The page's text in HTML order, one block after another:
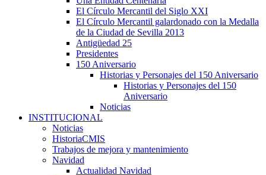
El Círculo Mercantil del Siglo XXI
El Círculo Mercantil galardonado con la Medalla
de la Ciudad de Sevilla 2013
Antigüedad 25
Presidentes
150 Aniversario
Historias y Personajes del 150 Aniversario
Historias y Personajes del 150
Aniversario
Noticias
INSTITUCIONAL
Noticias
HistoriaCMIS
Trabajos de mejora y mantenimiento
Navidad
Actualidad Navidad